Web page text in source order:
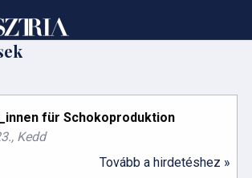
für Schokoproduktion
Kedd
Tovább a hirdetéshez »